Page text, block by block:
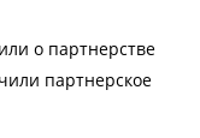
о партнерстве
партнерское